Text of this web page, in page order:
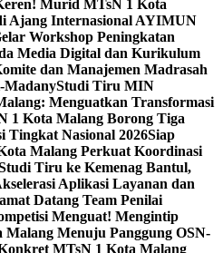
Murid MTsN 1 Kota
Ajang Internasional AYIMUN
Workshop Peningkatan
Media Digital dan Kurikulum
dan Manajemen Madrasah
MadanyStudi Tiru MIN
Menguatkan Transformasi
1 Kota Malang Borong Tiga
Tingkat Nasional 2026Siap
Malang Perkuat Koordinasi
Tiru ke Kemenag Bantul,
Aplikasi Layanan dan
Datang Team Penilai
Menguat! Mengintip
Menuju Panggung OSN-
MTsN 1 Kota Malang